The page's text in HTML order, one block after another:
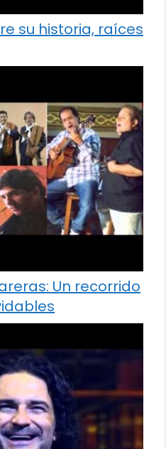
su historia, raíces
Un recorrido